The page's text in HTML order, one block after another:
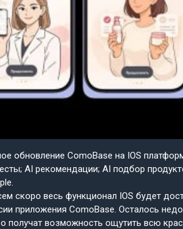
обновление ComoBase на IOS
AI рекомендации; AI подбор
скоро весь функционал IOS будет
приложения ComoBase. Осталось
получат возможность ощутить всю